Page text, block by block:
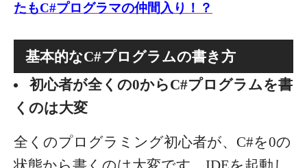
たもC#プログラマの仲間入り！？
基本的なC#プログラムの書き方
初心者が全くの0からC#プログラムを書
くのは大変
全くのプログラミング初心者が、C#を0の